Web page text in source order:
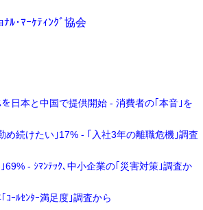
ﾙ･ﾏｰｹﾃｨﾝｸﾞ協会
を日本と中国で提供開始 - 消費者の｢本音｣を
め続けたい｣17% - ｢入社3年の離職危機｣調査
69% - ｼﾏﾝﾃｯｸ､中小企業の｢災害対策｣調査か
ｺｰﾙｾﾝﾀｰ満足度｣調査から